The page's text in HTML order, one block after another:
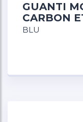
GUANTI
CARBON
BLU